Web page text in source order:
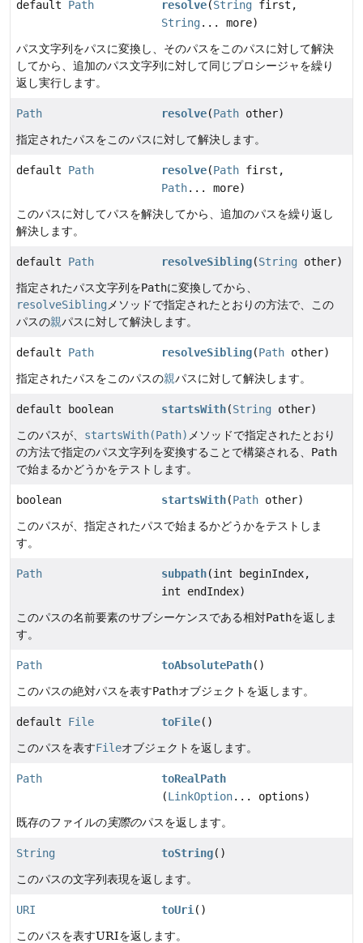
default Path resolve(String first,
String... more)
パス文字列をパスに変換し、そのパスをこのパスに対して解決
してから、追加のパス文字列に対して同じプロシージャを繰り
返し実行します。
Path resolve(Path other)
指定されたパスをこのパスに対して解決します。
default Path resolve(Path first,
Path... more)
このパスに対してパスを解決してから、追加のパスを繰り返し
解決します。
default Path resolveSibling(String other)
指定されたパス文字列をPathに変換してから、
resolveSibling メソッドで指定されたとおりの方法で、この
パスの親パスに対して解決します。
default Path resolveSibling(Path other)
指定されたパスをこのパスの親パスに対して解決します。
default boolean startsWith(String other)
このパスが、 startsWith(Path) メソッドで指定されたとおり
の方法で指定のパス文字列を変換することで構築される、 Path
で始まるかどうかをテストします。
boolean startsWith(Path other)
このパスが、指定されたパスで始まるかどうかをテストしま
す。
Path subpath(int beginIndex,
int endIndex)
このパスの名前要素のサブシーケンスである相対Pathを返しま
す。
Path toAbsolutePath()
このパスの絶対パスを表すPathオブジェクトを返します。
default File toFile()
このパスを表すFileオブジェクトを返します。
Path
toRealPath
(LinkOption... options)
既存のファイルの実際のパスを返します。
String toString()
このパスの文字列表現を返します。
URI toUri ()
このパスを表すURIを返します。